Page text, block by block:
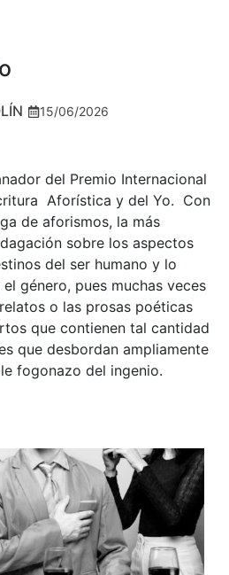
15/06/2026
del Premio Internacional
Aforística y del Yo. Con
de aforismos, la más
sobre los aspectos
del ser humano y lo
género, pues muchas veces
o las prosas poéticas
que contienen tal cantidad
que desbordan ampliamente
fogonazo del ingenio.